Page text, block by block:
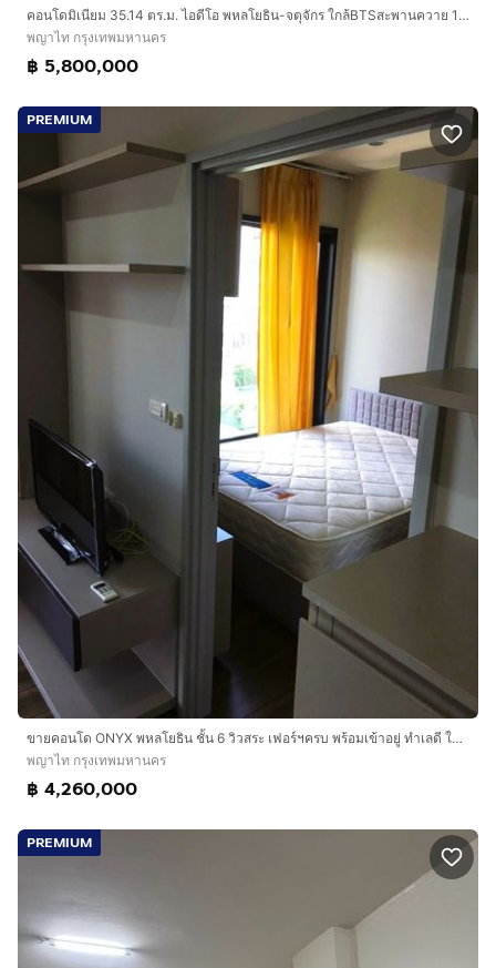
คอนโดมิเนียม 35.14 ตร.ม. ไอดีโอ พหลโยธิน-จตุจักร ใกล้BTSสะพานควาย 150เมตร ถนนพหลโยธิน เขตพญาไท กรุงเทพมหานคร
พญาไท กรุงเทพมหานคร
฿ 5,800,000
PREMIUM
ขายคอนโด ONYX พหลโยธิน ชั้น 6 วิวสระ เฟอร์ฯครบ พร้อมเข้าอยู่ ทำเลดี ใกล้ BTS สะพานควาย
พญาไท กรุงเทพมหานคร
฿ 4,260,000
PREMIUM